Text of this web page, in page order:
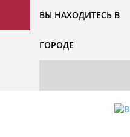
ВЫ НАХОДИТЕСЬ В
ГОРОДЕ